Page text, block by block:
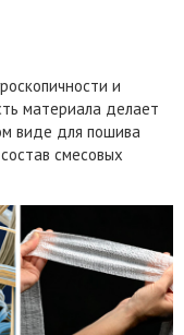
и
материала делает
виде для пошива
смесовых